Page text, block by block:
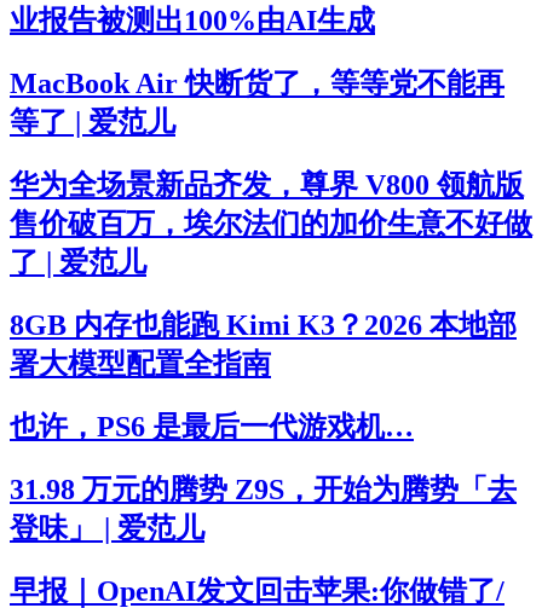
业报告被测出100%由AI生成
MacBook Air 快断货了，等等党不能再
等了 | 爱范儿
华为全场景新品齐发，尊界 V800 领航版
售价破百万，埃尔法们的加价生意不好做
了 | 爱范儿
8GB 内存也能跑 Kimi K3？2026 本地部
署大模型配置全指南
也许，PS6 是最后一代游戏机…
31.98 万元的腾势 Z9S，开始为腾势「去
登味」 | 爱范儿
早报｜OpenAI发文回击苹果:你做错了/